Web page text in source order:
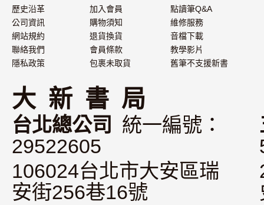
歷史沿革
公司資訊
網站規約
聯絡我們
隱私政策
加入會員
購物須知
退貨換貨
會員條款
包裹未取貨
點讀筆Q&A
維修服務
音檔下載
教學影片
舊筆不支援新書
大 新 書 局
台北總公司
統一編號：
29522605
106024台北市大安區瑞
安街256巷16號